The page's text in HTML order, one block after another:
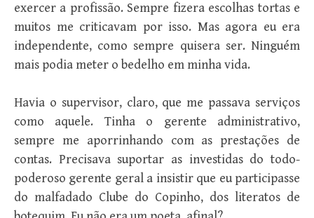
exercer a profissão. Sempre fizera escolhas tortas e
muitos me criticavam por isso. Mas agora eu era
independente, como sempre quisera ser. Ninguém
mais podia meter o bedelho em minha vida.
Havia o supervisor, claro, que me passava serviços
como aquele. Tinha o gerente administrativo,
sempre me aporrinhando com as prestações de
contas. Precisava suportar as investidas do todo-
poderoso gerente geral a insistir que eu participasse
do malfadado Clube do Copinho, dos literatos de